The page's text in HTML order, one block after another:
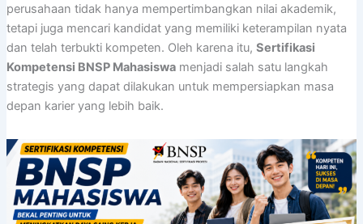
perusahaan tidak hanya mempertimbangkan nilai akademik,
tetapi juga mencari kandidat yang memiliki keterampilan nyata
dan telah terbukti kompeten. Oleh karena itu, Sertifikasi
Kompetensi BNSP Mahasiswamenjadi salah satu langkah
strategis yang dapat dilakukan untuk mempersiapkan masa
depan karier yang lebih baik.